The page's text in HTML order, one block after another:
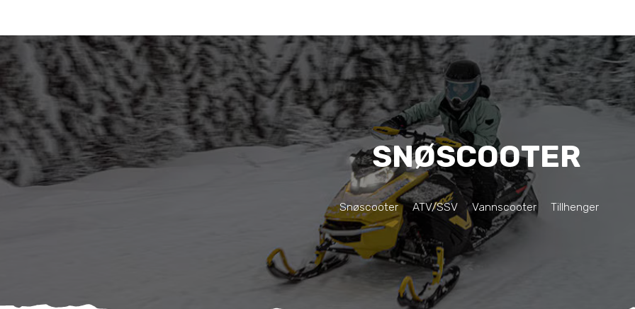
SNØSCOOTER
Snøscooter ATV/SSV Vannscooter Tillhenger